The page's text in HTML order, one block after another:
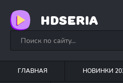
HDSERIA
ГЛАВНАЯ НОВИНКИ